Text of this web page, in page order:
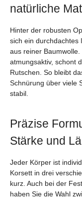
natürliche
Hinter der robusten
sich ein durchdachtes
aus reiner
atmungsaktiv, schont
Rutschen. So bleibt
Schnürung über viele
stabil.
Präzise
Stärke und
Jeder Körper ist
Korsett in drei
kurz. Auch bei der
haben Sie die Wahl